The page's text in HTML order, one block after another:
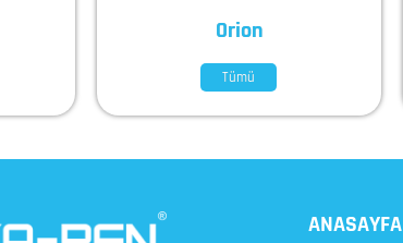
Orion
Tümü
ANASAYFA